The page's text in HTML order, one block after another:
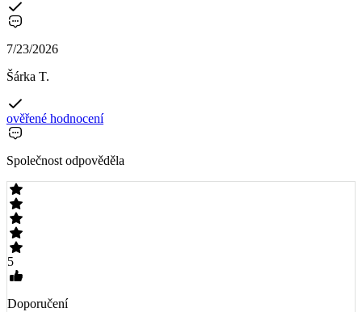
7/23/2026
Šárka T.
ověřené hodnocení
Společnost odpověděla
5
Doporučení